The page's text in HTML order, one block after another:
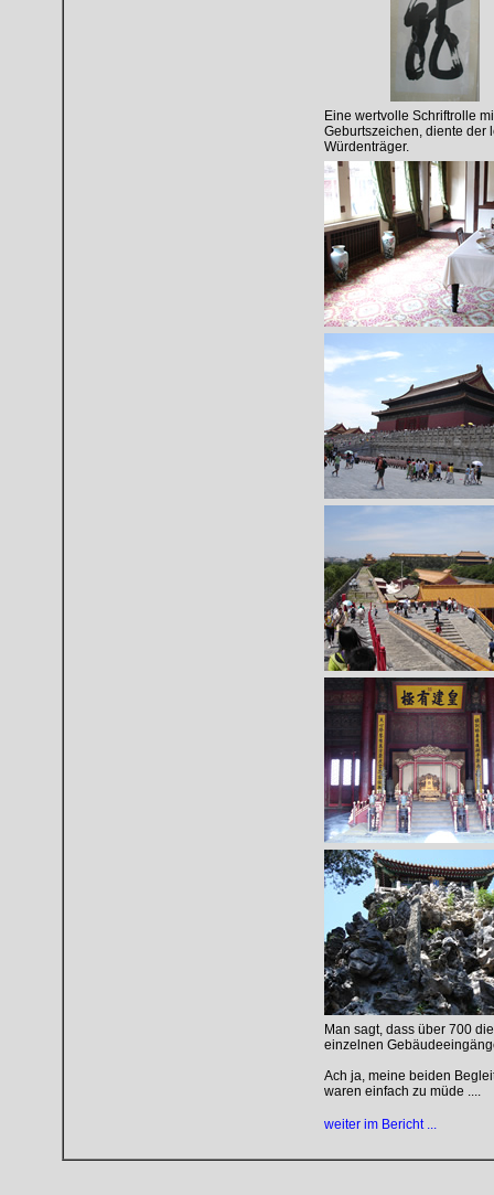
Eine wertvolle Schriftrolle
Geburtszeichen, diente der
Würdenträger.
Man sagt, dass über 700
einzelnen
Ach ja, meine beiden
waren einfach zu müde ....
weiter im Bericht ...